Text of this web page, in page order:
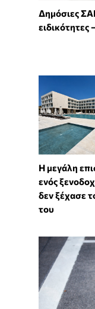
Δημόσιες
Η μεγάλη
ενός
δεν ξέχασε
του